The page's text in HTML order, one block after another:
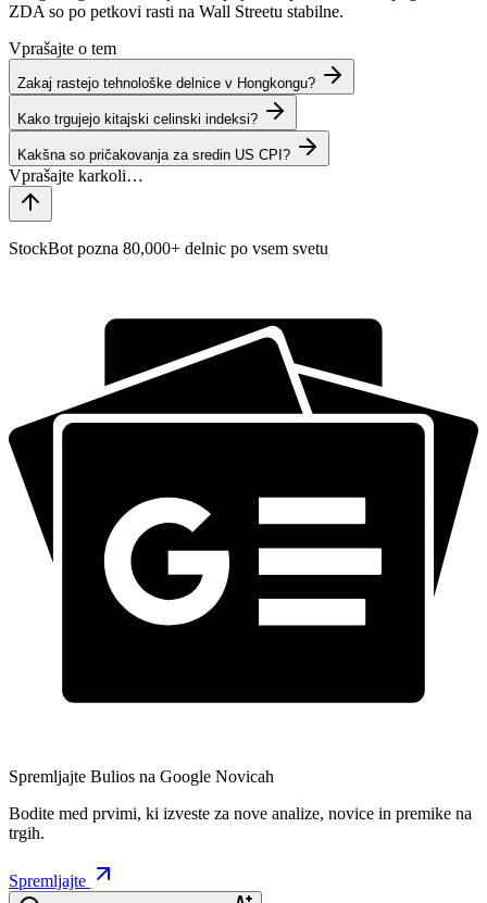
ZDA so po petkovi rasti na Wall Streetu stabilne.
Vprašajte o tem
Zakaj rastejo tehnološke delnice v Hongkongu?
Kako trgujejo kitajski celinski indeksi?
Kakšna so pričakovanja za sredin US CPI?
StockBot pozna 80,000+ delnic po vsem svetu
Spremljajte Bulios na Google Novicah
Bodite med prvimi, ki izveste za nove analize, novice in premike na
trgih.
Spremljajte